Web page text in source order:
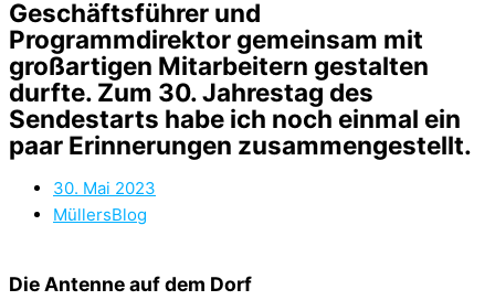
Geschäftsführer und
Programmdirektor gemeinsam mit
großartigen Mitarbeitern gestalten
durfte. Zum 30. Jahrestag des
Sendestarts habe ich noch einmal ein
paar Erinnerungen zusammengestellt.
30. Mai 2023
MüllersBlog
Die Antenne auf dem Dorf